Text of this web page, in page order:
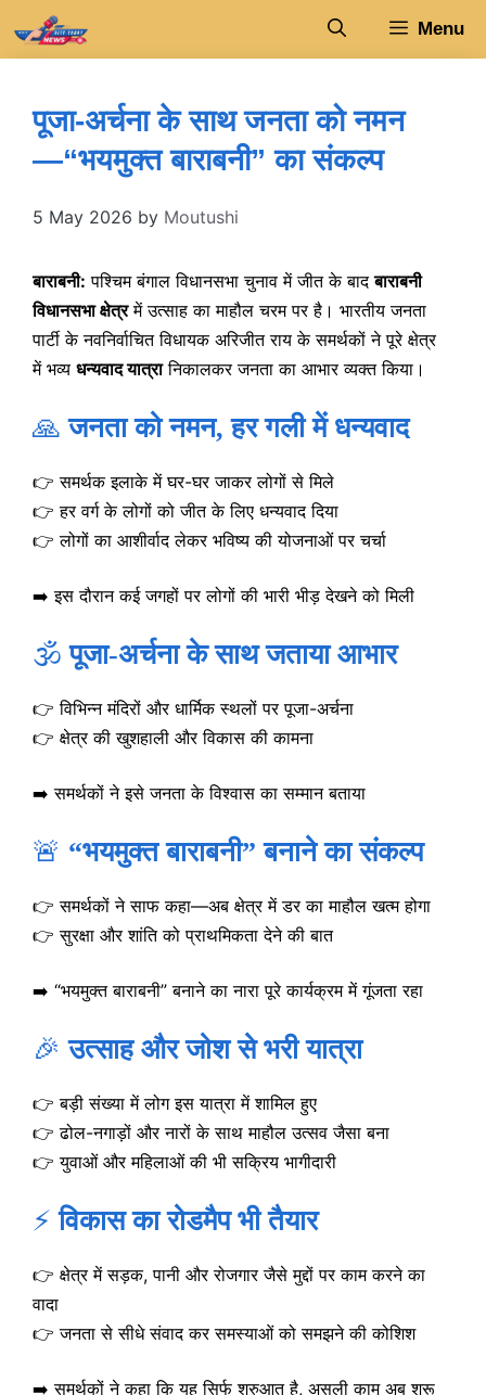
Menu
पूजा-अर्चना के साथ जनता को नमन
—“भयमुक्त बाराबनी” का संकल्प
5 May 2026 by Moutushi
बाराबनी: पश्चिम बंगाल विधानसभा चुनाव में जीत के बादबाराबनी
विधानसभा क्षेत्रमें उत्साह का माहौल चरम पर है। भारतीय जनता
पार्टी के नवनिर्वाचित विधायक अरिजीत राय के समर्थकों ने पूरे क्षेत्र
में भव्य धन्यवाद यात्रानिकालकर जनता का आभार व्यक्त किया।
🙏जनता को नमन, हर गली में धन्यवाद
👉 समर्थक इलाके में घर-घर जाकर लोगों से मिले
👉 हर वर्ग के लोगों को जीत के लिए धन्यवाद दिया
👉 लोगों का आशीर्वाद लेकर भविष्य की योजनाओं पर चर्चा
➡️ इस दौरान कई जगहों पर लोगों की भारी भीड़ देखने को मिली
🕉️पूजा-अर्चना के साथ जताया आभार
👉 विभिन्न मंदिरों और धार्मिक स्थलों पर पूजा-अर्चना
👉 क्षेत्र की खुशहाली और विकास की कामना
➡️ समर्थकों ने इसे जनता के विश्वास का सम्मान बताया
🚨 “भयमुक्त बाराबनी” बनाने का संकल्प
👉 समर्थकों ने साफ कहा—अब क्षेत्र में डर का माहौल खत्म होगा
👉 सुरक्षा और शांति को प्राथमिकता देने की बात
➡️ “भयमुक्त बाराबनी” बनाने का नारा पूरे कार्यक्रम में गूंजता रहा
🎉उत्साह और जोश से भरी यात्रा
👉 बड़ी संख्या में लोग इस यात्रा में शामिल हुए
👉 ढोल-नगाड़ों और नारों के साथ माहौल उत्सव जैसा बना
👉 युवाओं और महिलाओं की भी सक्रिय भागीदारी
⚡विकास का रोडमैप भी तैयार
👉 क्षेत्र में सड़क, पानी और रोजगार जैसे मुद्दों पर काम करने का
वादा
👉 जनता से सीधे संवाद कर समस्याओं को समझने की कोशिश
➡️ समर्थकों ने कहा कि यह सिर्फ शुरुआत है, असली काम अब शुरू